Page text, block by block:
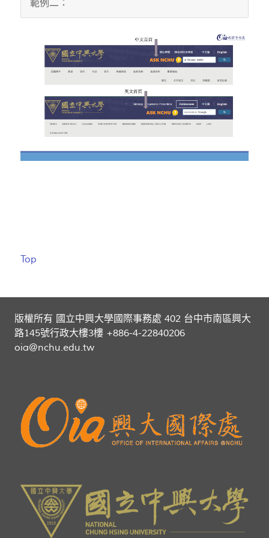
範例二：
Top
版權所有 國立中興大學國際事務處 402 台中市南區興大
路145號行政大樓3樓 +886-4-22840206
oia@nchu.edu.tw